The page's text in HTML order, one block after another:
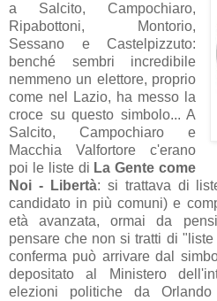
a Salcito, Campochiaro,
Ripabottoni, Montorio,
Sessano e Castelpizzuto:
benché sembri incredibile
nemmeno un elettore, proprio
come nel Lazio, ha messo la
croce su questo simbolo... A
Salcito, Campochiaro e
Macchia Valfortore c'erano
poi le liste di La Gente come
Noi - Libertà: si trattava di
candidato in più comuni) e
età avanzata, ormai da
pensare che non si tratti di
conferma può arrivare dal
depositato al Ministero
elezioni politiche da